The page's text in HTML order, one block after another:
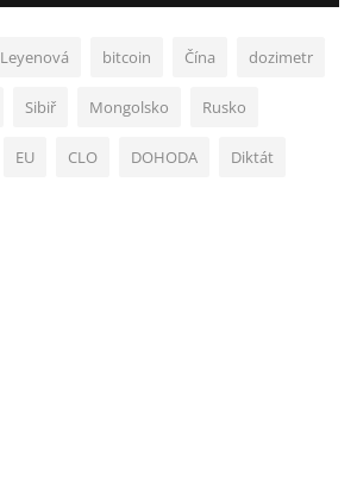
Leyenová bitcoin Čína dozimetr
Sibiř Mongolsko Rusko
EU CLO DOHODA Diktát